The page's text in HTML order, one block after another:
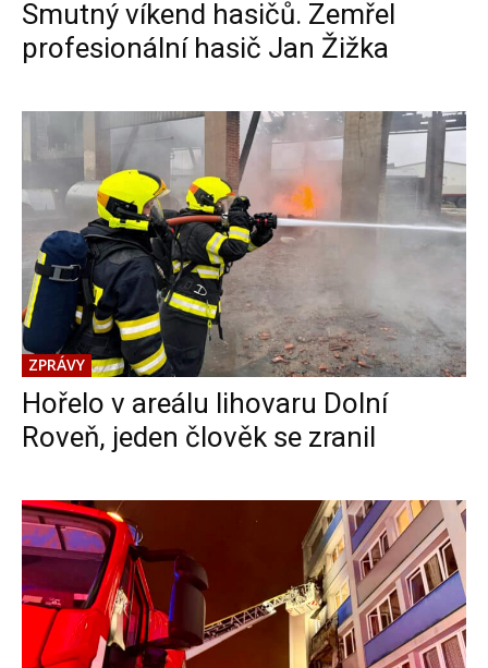
Smutný víkend hasičů. Zemřel
profesionální hasič Jan Žižka
ZPRÁVY
Hořelo v areálu lihovaru Dolní
Roveň, jeden člověk se zranil